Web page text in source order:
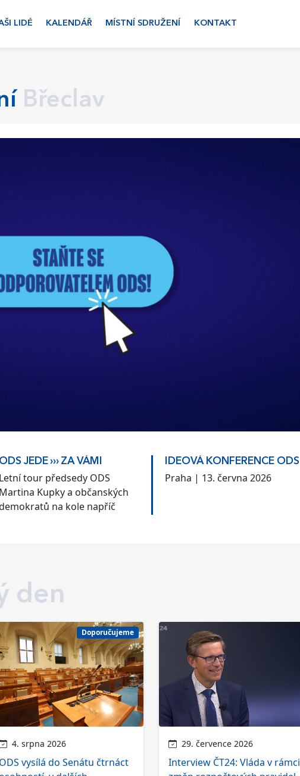
LIDÉ KALENDÁŘ MÍSTNÍ SDRUŽENÍ KONTAKT
Břeclav
ODS JEDE ››› ZA VÁMI
Letní tour předsedy ODS
Martina Kupky a občanských
na kole napříč
IDEOVÁ KONFERENCE ODS
Praha | 13. června 2026
den
Doporučujeme
4. srpna 2026
ODS vysílá do Senátu čtrnáct
29. července 2026
Interview ČT24: Vláda v rámci